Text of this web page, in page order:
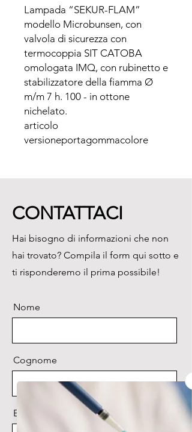
Lampada “SEKUR-FLAM”
modello Microbunsen, con
valvola di sicurezza con
termocoppia SIT CATOBA
omologata IMQ, con rubinetto e
stabilizzatore della fiamma Ø
m/m 7 h. 100 - in ottone
nichelato.
articolo
versioneportagommacolore
metano9 - 14 mmgiallo
CONTATTACI
Hai bisogno di informazioni che non
hai trovato? Compila il form qui sotto e
ti risponderemo il prima possibile!
Nome
Cognome
Email